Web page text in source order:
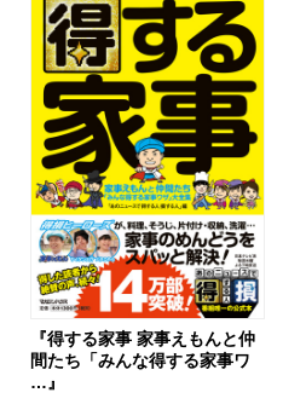
『得する家事 家事えもんと仲
間たち「みんな得する家事ワ
…』